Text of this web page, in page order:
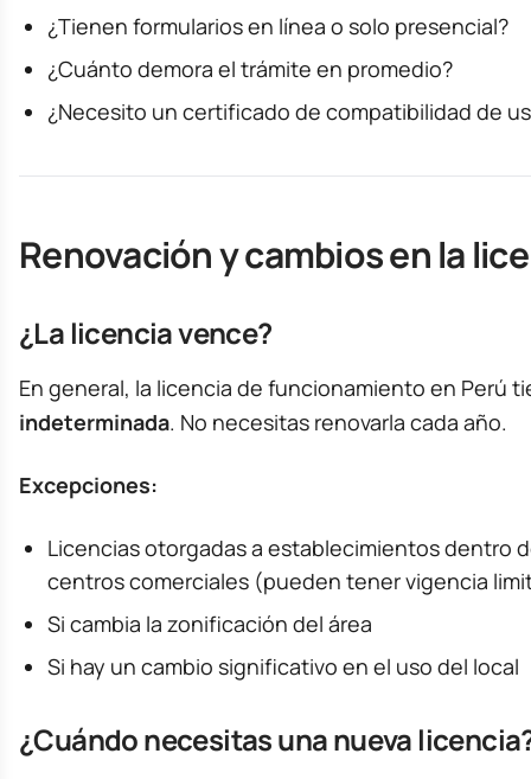
¿Tienen formularios en línea o solo presencial?
¿Cuánto demora el trámite en promedio?
¿Necesito un certificado de compatibilidad de
Renovación y cambios en la
¿La licencia vence?
En general, la licencia de funcionamiento en Perú
indeterminada. No necesitas renovarla cada año.
Excepciones:
Licencias otorgadas a establecimientos dentro
centros comerciales (pueden tener vigencia
Si cambia la zonificación del área
Si hay un cambio significativo en el uso del local
¿Cuándo necesitas una nueva